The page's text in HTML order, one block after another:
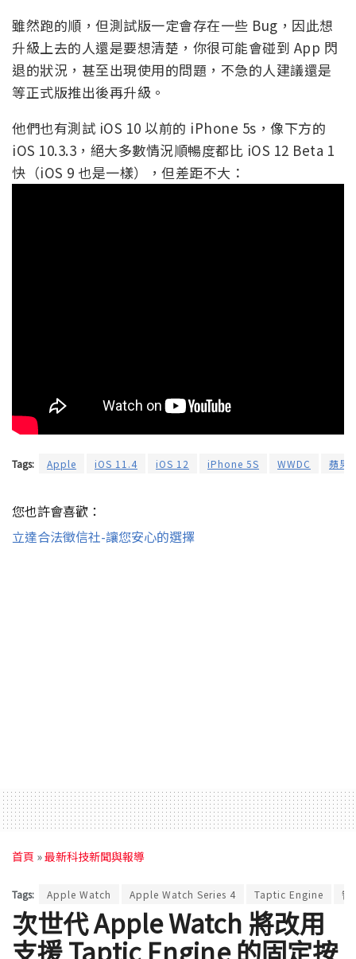
雖然跑的順，但測試版一定會存在一些 Bug，因此想
升級上去的人還是要想清楚，你很可能會碰到 App 閃
退的狀況，甚至出現使用的問題，不急的人建議還是
等正式版推出後再升級。
他們也有測試 iOS 10 以前的 iPhone 5s，像下方的
iOS 10.3.3，絕大多數情況順暢度都比 iOS 12 Beta 1
快（iOS 9 也是一樣），但差距不大：
Tags: Apple iOS 11.4 iOS 12 iPhone 5S WWDC 蘋果
您也許會喜歡：
立達合法徵信社-讓您安心的選擇
首頁 »最新科技新聞與報導
Tags: Apple Watch Apple Watch Series 4 Taptic Engine 智
次世代 Apple Watch 將改用
支援 Taptic Engine 的固定按